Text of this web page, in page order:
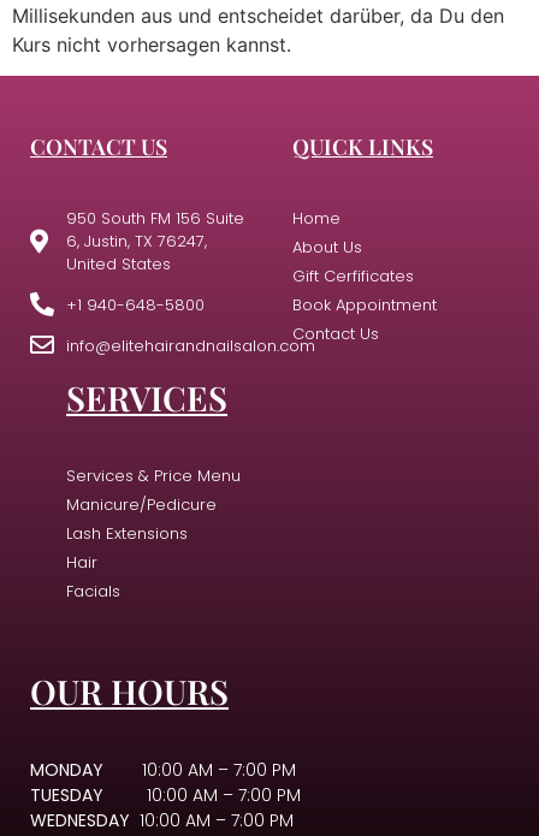
Millisekunden aus und entscheidet darüber, da Du den
Kurs nicht vorhersagen kannst.
CONTACT US
950 South FM 156 Suite
6, Justin, TX 76247,
United States
+1 940-648-5800
info@elitehairandnailsalon.com
QUICK LINKS
Home
About Us
Gift Cerfificates
Book Appointment
Contact Us
SERVICES
Services & Price Menu
Manicure/Pedicure
Lash Extensions
Hair
Facials
OUR HOURS
MONDAY 10:00 AM – 7:00 PM
TUESDAY
10:00 AM – 7:00 PM
WEDNESDAY 10:00 AM – 7:00 PM